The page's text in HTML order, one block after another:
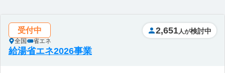
受付中
全国 省エネ
2,651 人が検討中
給湯省エネ2026事業